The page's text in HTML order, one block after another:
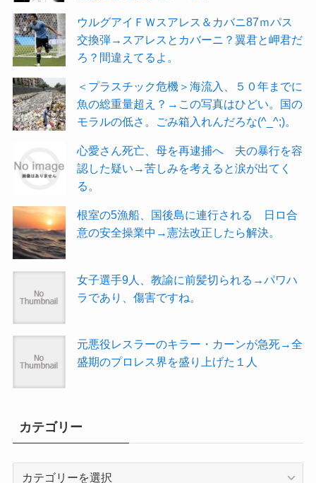
ウルグアイＦＷスアレス＆カバニ87ｍパス
交換弾→スアレスとカバーニ？翼君と岬君だ
ろ？間違えてるよ。
＜プラスチック危機＞海流入、５０年までに
魚の総重量超え？→この写真はひどい。国の
モラルの低さ。ごみ箱入れんだろな(^_^;)。
心愛さん死亡、母を再逮捕へ 夫の暴行を容
認した疑い→苦しみを考えると涙が出てく
る。
根室の5漁船、国後島に連行される 日ロ合
意の安全操業中→憲法改正したら解決。
女子選手9人、教諭に前髪切られる→パワハ
ラであり、傷害ですね。
元悪役レスラーのキラー・カーンが急死→全
盛期のプロレス界を盛り上げた１人
カテゴリー